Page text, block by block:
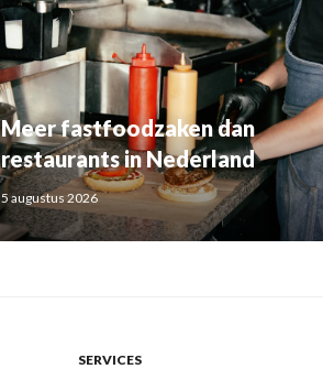
Meer fastfoodzaken dan
restaurants in Nederland
5 augustus 2026
SERVICES